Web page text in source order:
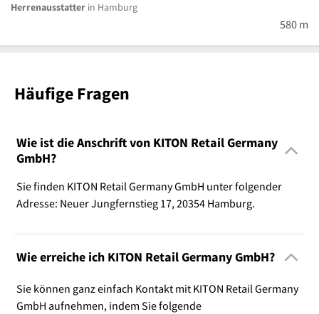
Herrenausstatter in Hamburg
580 m
Häufige Fragen
Wie ist die Anschrift von KITON Retail Germany
GmbH?
Sie finden KITON Retail Germany GmbH unter folgender
Adresse: Neuer Jungfernstieg 17, 20354 Hamburg.
Wie erreiche ich KITON Retail Germany GmbH?
Sie können ganz einfach Kontakt mit KITON Retail Germany
GmbH aufnehmen, indem Sie folgende